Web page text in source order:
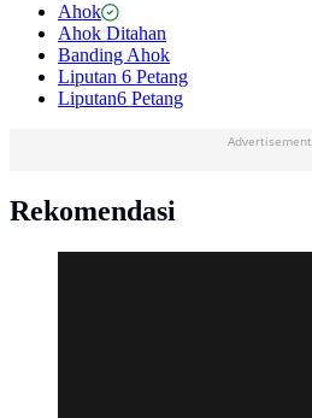
Ahok
Ahok Ditahan
Banding Ahok
Liputan 6 Petang
Liputan6 Petang
Advertisement
Rekomendasi